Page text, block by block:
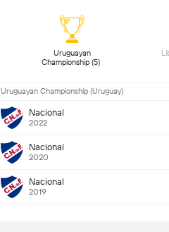
Uruguayan
Uruguayan Championship (Uruguay)
Nacional
2022
Nacional
2020
Nacional
2019